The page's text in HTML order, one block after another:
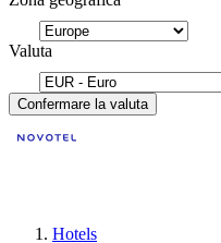
Valuta
Confermare la valuta
Hotels